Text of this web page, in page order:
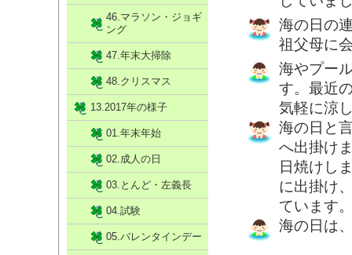
海の日の
祖父母に
海やプー
す。最近
気軽に涼
海の日と
へ出掛け
日焼けし
に出掛け
ています
海の日は
46.マラソン・ジョギ
ング
47.年末大掃除
48.クリスマス
13.2017年の様子
01.年末年始
02.成人の日
03.とんど・左義長
04.試験
05.バレンタインデー